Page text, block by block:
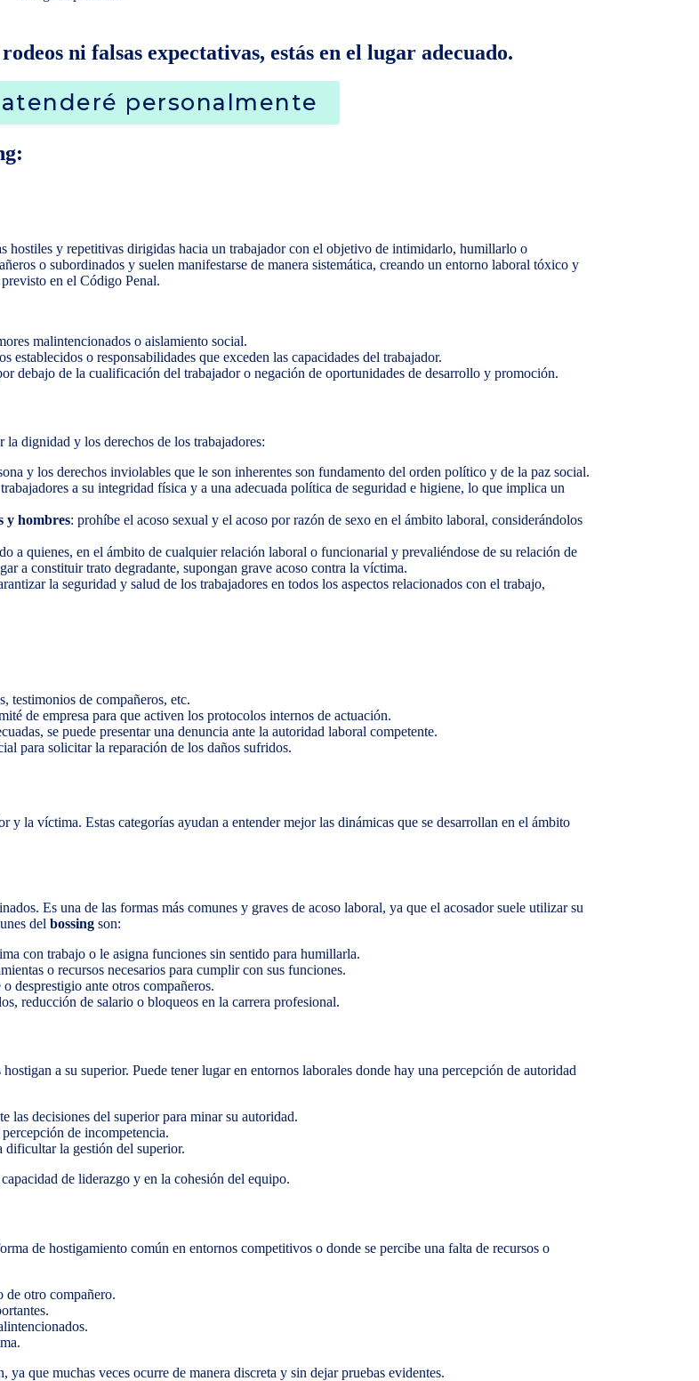
ni falsas expectativas, estás en el lugar adecuado.
personalmente
hostiles y repetitivas dirigidas hacia un trabajador con el objetivo de intimidarlo, humillarlo o
o subordinados y suelen manifestarse de manera sistemática, creando un entorno laboral tóxico y
en el Código Penal.
malintencionados o aislamiento social.
establecidos o responsabilidades que exceden las capacidades del trabajador.
debajo de la cualificación del trabajador o negación de oportunidades de desarrollo y promoción.
dignidad y los derechos de los trabajadores:
y los derechos inviolables que le son inherentes son fundamento del orden político y de la paz social.
a su integridad física y a una adecuada política de seguridad e higiene, lo que implica un
y hombres: prohíbe el acoso sexual y el acoso por razón de sexo en el ámbito laboral, considerándolos
a quienes, en el ámbito de cualquier relación laboral o funcionarial y prevaliéndose de su relación de
a constituir trato degradante, supongan grave acoso contra la víctima.
la seguridad y salud de los trabajadores en todos los aspectos relacionados con el trabajo,
testimonios de compañeros, etc.
de empresa para que activen los protocolos internos de actuación.
se puede presentar una denuncia ante la autoridad laboral competente.
para solicitar la reparación de los daños sufridos.
y la víctima. Estas categorías ayudan a entender mejor las dinámicas que se desarrollan en el ámbito
Es una de las formas más comunes y graves de acoso laboral, ya que el acosador suele utilizar su
del bossing son:
con trabajo o le asigna funciones sin sentido para humillarla.
o recursos necesarios para cumplir con sus funciones.
desprestigio ante otros compañeros.
reducción de salario o bloqueos en la carrera profesional.
a su superior. Puede tener lugar en entornos laborales donde hay una percepción de autoridad
las decisiones del superior para minar su autoridad.
de incompetencia.
dificultar la gestión del superior.
de liderazgo y en la cohesión del equipo.
de hostigamiento común en entornos competitivos o donde se percibe una falta de recursos o
de otro compañero.
que muchas veces ocurre de manera discreta y sin dejar pruebas evidentes.